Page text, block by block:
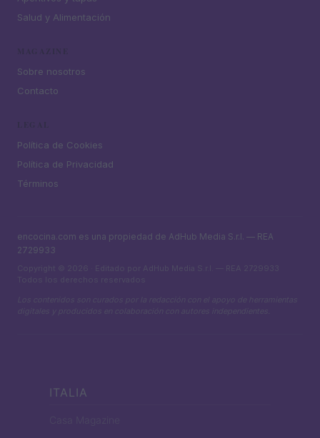
Salud y Alimentación
Sobre nosotros
Contacto
Política de Cookies
Política de Privacidad
Términos
encocina.com es una propiedad de AdHub Media S.r.l. — REA
2729933
Copyright © 2026 · Editado por AdHub Media S.r.l. — REA 2729933
Todos los derechos reservados
Los contenidos son curados por la redacción con el apoyo de herramientas
digitales y producidos en colaboración con autores independientes.
ITALIA